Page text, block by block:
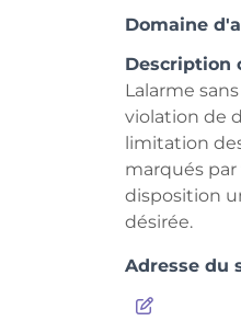
Domaine
Description
Lalarme
violation de
limitation
marqués
disposition
désirée.
Adresse du